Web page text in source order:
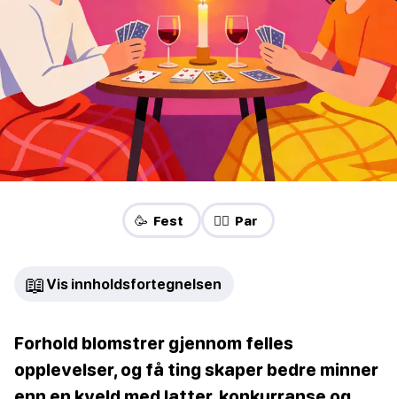
🥳 Fest ❤️‍🔥 Par
📖 Vis innholdsfortegnelsen
Forhold blomstrer gjennom felles
opplevelser, og få ting skaper bedre minner